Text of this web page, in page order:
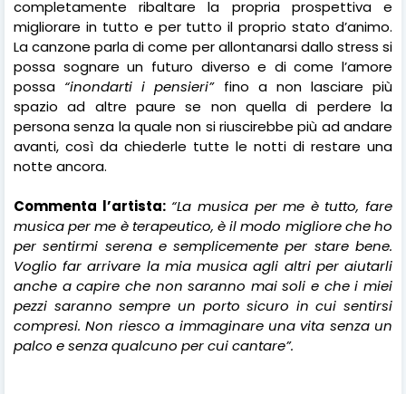
completamente ribaltare la propria prospettiva e
migliorare in tutto e per tutto il proprio stato d’animo.
La canzone parla di come per allontanarsi dallo stress si
possa sognare un futuro diverso e di come l’amore
possa “inondarti i pensieri”fino a non lasciare più
spazio ad altre paure se non quella di perdere la
persona senza la quale non si riuscirebbe più ad andare
avanti, così da chiederle tutte le notti di restare una
notte ancora.
Commenta l’artista: “La musica per me è tutto, fare
musica per me è terapeutico, è il modo migliore che ho
per sentirmi serena e semplicemente per stare bene.
Voglio far arrivare la mia musica agli altri per aiutarli
anche a capire che non saranno mai soli e che i miei
pezzi saranno sempre un porto sicuro in cui sentirsi
compresi. Non riesco a immaginare una vita senza un
palco e senza qualcuno per cui cantare”.